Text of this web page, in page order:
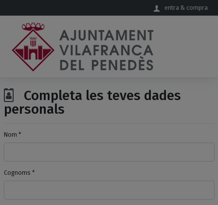
entra & compra
Completa les teves dades
personals
Nom *
Cognoms *